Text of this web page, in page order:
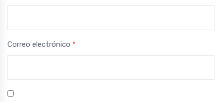
Correo electrónico *